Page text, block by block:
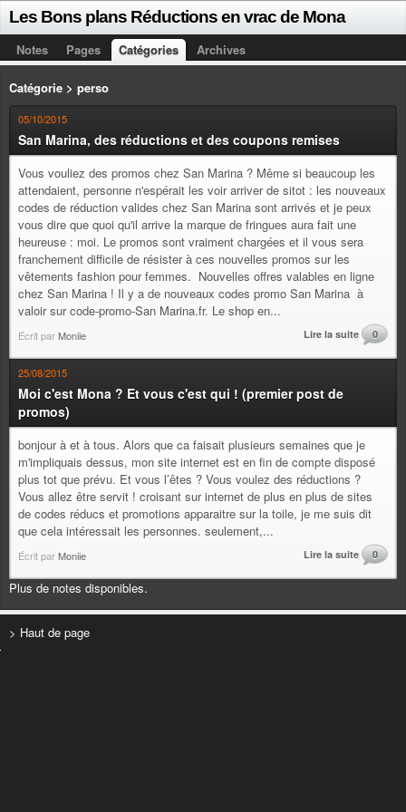
Les Bons plans Réductions en vrac de Mona
Notes Pages Catégories Archives
Catégorie > perso
05/10/2015
San Marina, des réductions et des coupons remises
Vous vouliez des promos chez San Marina ? Même si beaucoup les
attendaient, personne n'espérait les voir arriver de sitot : les nouveaux
codes de réduction valides chez San Marina sont arrivés et je peux
vous dire que quoi qu'il arrive la marque de fringues aura fait une
heureuse : moi. Le promos sont vraiment chargées et il vous sera
franchement difficile de résister à ces nouvelles promos sur les
vêtements fashion pour femmes. Nouvelles offres valables en ligne
chez San Marina ! Il y a de nouveaux codes promo San Marina à
valoir sur code-promo-San Marina.fr. Le shop en...
Écrit parMoniie Lire la suite 0
25/08/2015
Moi c'est Mona ? Et vous c'est qui ! (premier post de
promos)
bonjour à et à tous. Alors que ca faisait plusieurs semaines que je
m'impliquais dessus, mon site internet est en fin de compte disposé
plus tot que prévu. Et vous l’êtes ? Vous voulez des réductions ?
Vous allez être servit ! croisant sur internet de plus en plus de sites
de codes réducs et promotions apparaitre sur la toile, je me suis dit
que cela intéressait les personnes. seulement,...
Écrit parMoniie Lire la suite 0
Plus de notes disponibles.
> Haut de page